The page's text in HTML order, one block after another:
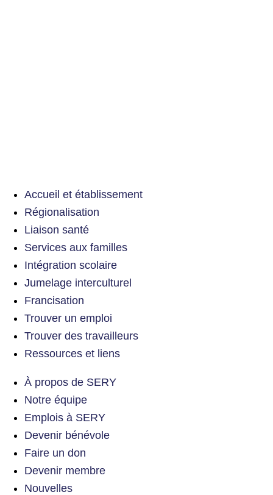
Accueil et établissement
Régionalisation
Liaison santé
Services aux familles
Intégration scolaire
Jumelage interculturel
Francisation
Trouver un emploi
Trouver des travailleurs
Ressources et liens
À propos de SERY
Notre équipe
Emplois à SERY
Devenir bénévole
Faire un don
Devenir membre
Nouvelles